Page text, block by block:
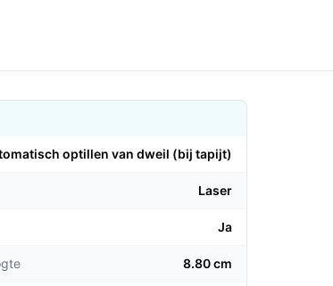
optillen van dweil (bij tapijt)
Laser
Ja
8.80 cm